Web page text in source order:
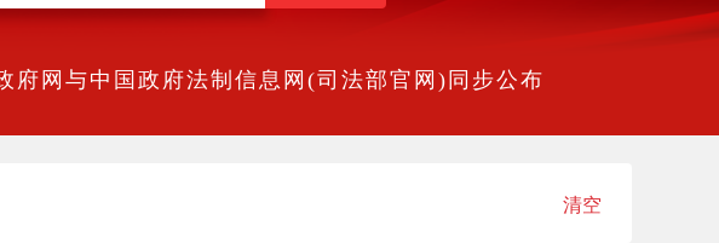
府网与中国政府法制信息网(司法部官网)同步公布
清空